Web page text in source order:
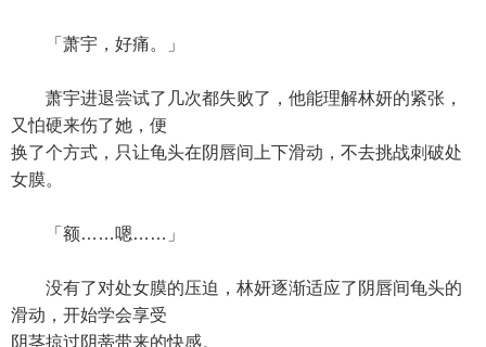
「萧宇，好痛。」
萧宇进退尝试了几次都失败了，他能理解林妍的紧张，
又怕硬来伤了她，便
换了个方式，只让龟头在阴唇间上下滑动，不去挑战刺破处
女膜。
「额……嗯……」
没有了对处女膜的压迫，林妍逐渐适应了阴唇间龟头的
滑动，开始学会享受
阴茎掠过阴蒂带来的快感。